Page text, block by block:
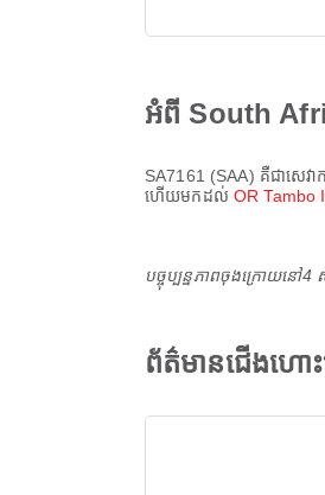
អំពី South
SA7161 (SAA) គឺជាសេវ
ហើយមកដល់ OR Tambo
បច្ចុប្បន្នភាពចុងក្រោយនៅ4
ព័ត៌មានជើងហោ